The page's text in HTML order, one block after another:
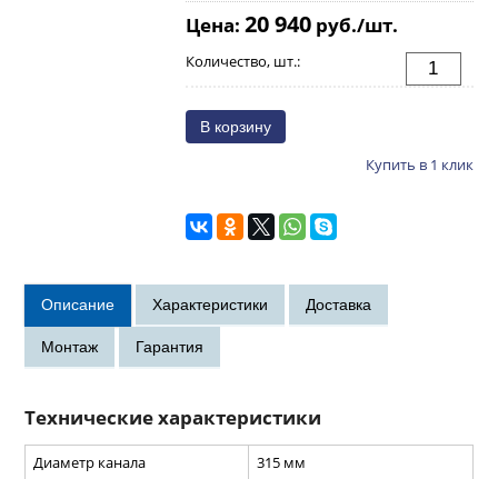
Цена: 20 940руб./шт.
Количество, шт.:
Купить в 1 клик
Технические характеристики
Диаметр канала
315 мм